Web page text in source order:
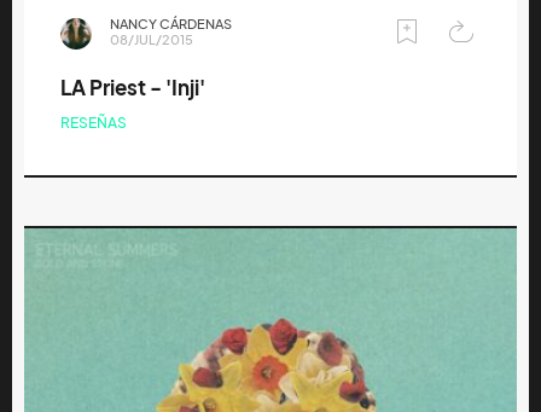
NANCY CÁRDENAS
08/JUL/2015
LA Priest - 'Inji'
RESEÑAS